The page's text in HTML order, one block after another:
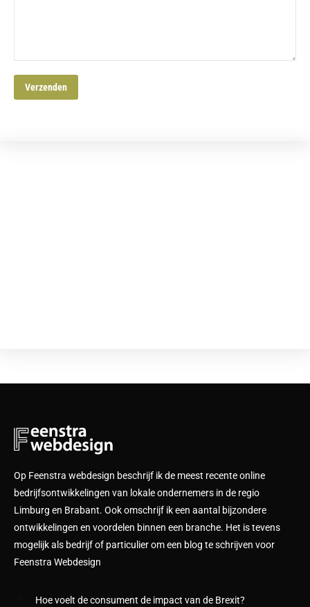
Op Feenstra webdesign beschrijf ik de meest recente online
bedrijfsontwikkelingen van lokale ondernemers in de regio
Limburg en Brabant. Ook omschrijf ik een aantal bijzondere
ontwikkelingen en voordelen binnen een branche. Het is tevens
mogelijk als bedrijf of particulier om een blog te schrijven voor
Feenstra Webdesign
Hoe voelt de consument de impact van de Brexit?